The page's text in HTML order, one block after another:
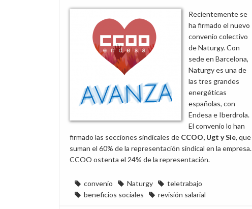
Recientemente se
ha firmado el nuevo
convenio colectivo
de Naturgy. Con
sede en Barcelona,
Naturgy es una de
las tres grandes
energéticas
españolas, con
Endesa e Iberdrola.
El convenio lo han
firmado las secciones sindicales de CCOO, Ugt y Sie, que
suman el 60% de la representación sindical en la empresa.
CCOO ostenta el 24% de la representación.
convenio Naturgy
teletrabajo
beneficios sociales
revisión salarial